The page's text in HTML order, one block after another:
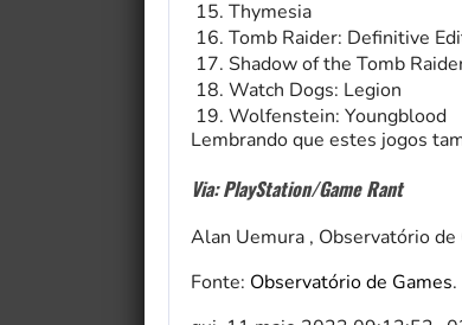
Thymesia
Tomb Raider: Definitive
Shadow of the Tomb
Watch Dogs: Legion
Wolfenstein: Youngblood
Lembrando que estes jogos
Via: PlayStation/Game Rant
Alan Uemura , Observatório de
Fonte: Observatório de Games.